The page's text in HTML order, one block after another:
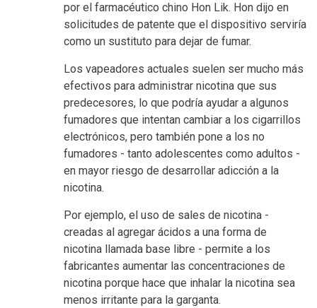
por el farmacéutico chino Hon Lik. Hon dijo en
solicitudes de patente que el dispositivo serviría
como un sustituto para dejar de fumar.
Los vapeadores actuales suelen ser mucho más
efectivos para administrar nicotina que sus
predecesores, lo que podría ayudar a algunos
fumadores que intentan cambiar a los cigarrillos
electrónicos, pero también pone a los no
fumadores - tanto adolescentes como adultos -
en mayor riesgo de desarrollar adicción a la
nicotina.
Por ejemplo, el uso de sales de nicotina -
creadas al agregar ácidos a una forma de
nicotina llamada base libre - permite a los
fabricantes aumentar las concentraciones de
nicotina porque hace que inhalar la nicotina sea
menos irritante para la garganta.